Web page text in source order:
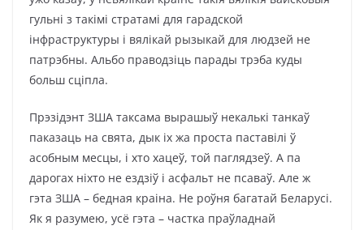
гульні з такімі стратамі для гарадской
інфраструктуры і вялікай рызыкай для людзей не
патрэбны. Альбо праводзіць парады трэба куды
больш сціпла.
Прэзідэнт ЗША таксама вырашыў некалькі танкаў
паказаць на свята, дык іх жа проста паставілі ў
асобным месцы, і хто хацеў, той паглядзеў. А па
дарогах ніхто не ездзіў і асфальт не псаваў. Але ж
гэта ЗША – бедная краіна. Не роўня багатай Беларусі.
Як я разумею, усё гэта – частка праўладнай